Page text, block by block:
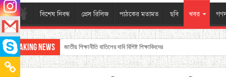
বিশেষ নিবন্ধ প্রেস রিলিজ পাঠকের মতামত ছবি খবর
Breaking News জাতীয় শিক্ষানীতি বাতিলের দাবি বিশিষ্ট শিক্ষাবিদদের